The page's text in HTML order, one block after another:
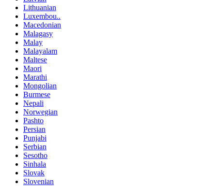
Lithuanian
Luxembou..
Macedonian
Malagasy
Malay
Malayalam
Maltese
Maori
Marathi
Mongolian
Burmese
Nepali
Norwegian
Pashto
Persian
Punjabi
Serbian
Sesotho
Sinhala
Slovak
Slovenian